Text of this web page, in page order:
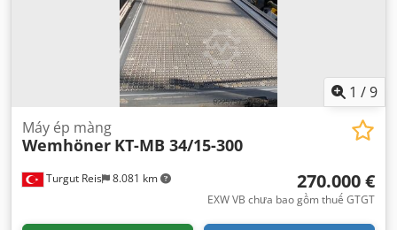
1 /9
Turgut Reis 8.081 km
Máy ép màng
Wemhöner KT-MB 34/15-300
270.000 €
EXW VB chưa bao gồm thuế GTGT